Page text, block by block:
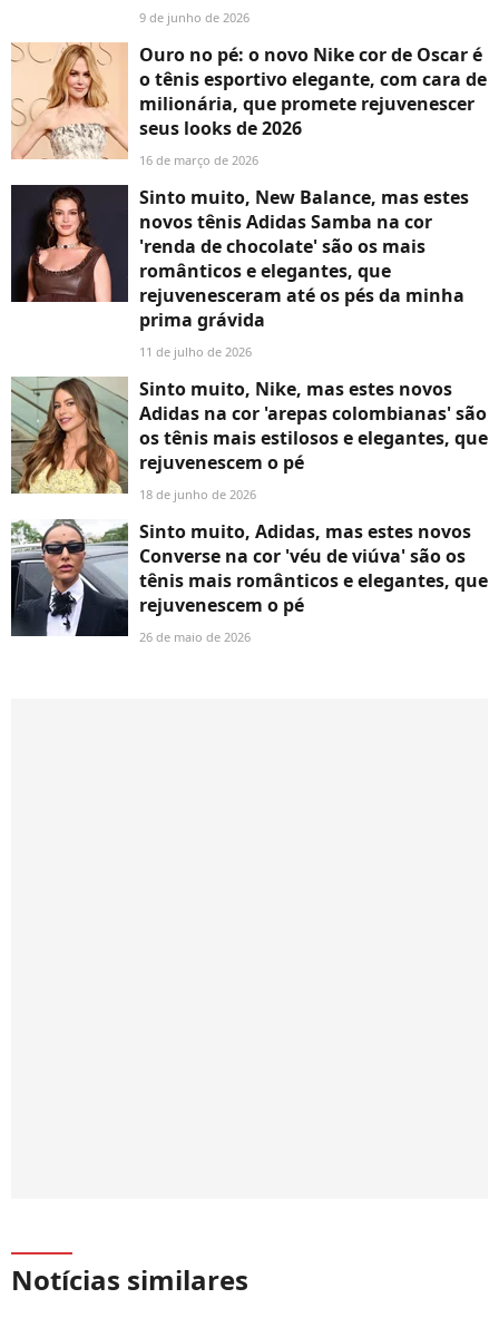
9 de junho de 2026
Ouro no pé: o novo Nike cor de Oscar é
o tênis esportivo elegante, com cara de
milionária, que promete rejuvenescer
seus looks de 2026
16 de março de 2026
Sinto muito, New Balance, mas estes
novos tênis Adidas Samba na cor
'renda de chocolate' são os mais
românticos e elegantes, que
rejuvenesceram até os pés da minha
prima grávida
11 de julho de 2026
Sinto muito, Nike, mas estes novos
Adidas na cor 'arepas colombianas' são
os tênis mais estilosos e elegantes, que
rejuvenescem o pé
18 de junho de 2026
Sinto muito, Adidas, mas estes novos
Converse na cor 'véu de viúva' são os
tênis mais românticos e elegantes, que
rejuvenescem o pé
26 de maio de 2026
Notícias similares